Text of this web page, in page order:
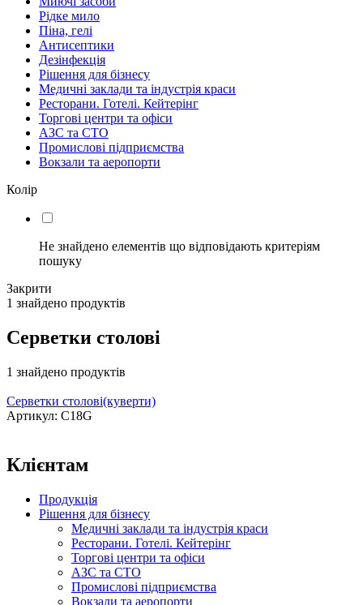
Рідке мило
Піна, гелі
Антисептики
Дезінфекція
Рішення для бізнесу
Медичні заклади та індустрія краси
Ресторани. Готелі. Кейтерінг
Торгові центри та офіси
АЗС та СТО
Промислові підприємства
Вокзали та аеропорти
Колір
Не знайдено елементів що відповідають критеріям
пошуку
Закрити
1 знайдено продуктів
Серветки столові
1 знайдено продуктів
Серветки столові(куверти)
Артикул: C18G
Клієнтам
Продукція
Рішення для бізнесу
Медичні заклади та індустрія краси
Ресторани. Готелі. Кейтерінг
Торгові центри та офіси
АЗС та СТО
Промислові підприємства
Вокзали та аеропорти